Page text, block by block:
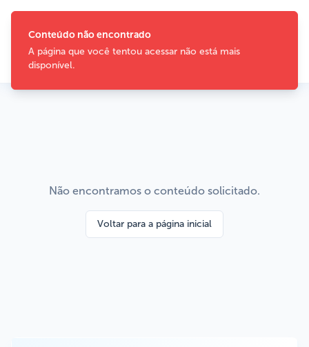
Conteúdo não encontrado
A página que você tentou acessar não está mais
disponível.
Não encontramos o conteúdo solicitado.
Voltar para a página inicial